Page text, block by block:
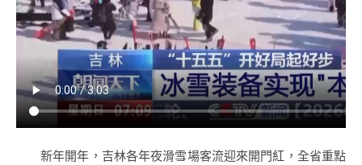
新年開年，吉林各年夜滑雪場客流迎來開門紅，全省重點